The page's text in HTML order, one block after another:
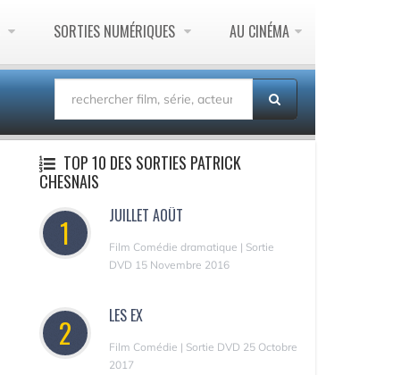
SORTIES NUMÉRIQUES AU CINÉMA
TOP 10 DES SORTIES PATRICK
CHESNAIS
1 JUILLET AOÛT
Film Comédie dramatique | Sortie
DVD 15 Novembre 2016
2 LES EX
Film Comédie | Sortie DVD 25 Octobre
2017